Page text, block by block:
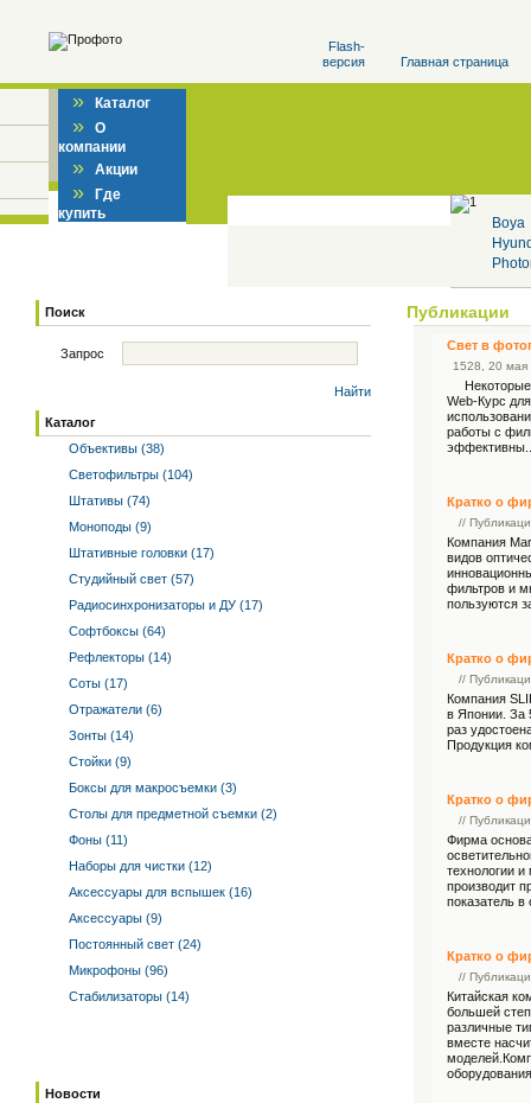
Flash-
версия
Главная страница
» Каталог
» О
компании
» Акции
» Где
купить
Boya
Поиск
Запрос
Найти
Каталог
Объективы (38)
Светофильтры (104)
Штативы (74)
Моноподы (9)
Штативные головки (17)
Студийный свет (57)
Радиосинхронизаторы и ДУ (17)
Софтбоксы (64)
Рефлекторы (14)
Соты (17)
Отражатели (6)
Зонты (14)
Стойки (9)
Боксы для макросъемки (3)
Столы для предметной съемки (2)
Фоны (11)
Наборы для чистки (12)
Аксессуары для вспышек (16)
Аксессуары (9)
Постоянный свет (24)
Микрофоны (96)
Стабилизаторы (14)
Новости
Публикации
Свет в
1528 , 20
Некоторые
Web-Курс
работы с
Кратко о
//
Компания
видов
фильтров и
пользуются
Кратко о
//
Компания
в Японии. За
раз
Продукция
Кратко о
//
Фирма
технологии
производит
показатель
Кратко о
//
Китайская
большей
различные
вместе